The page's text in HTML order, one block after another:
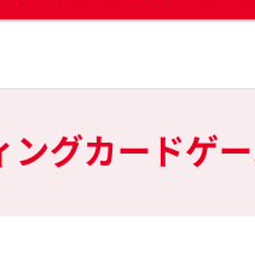
ングカードゲ